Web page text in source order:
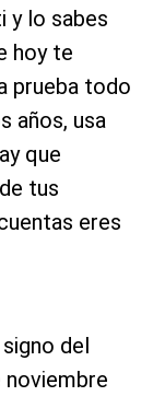
y lo sabes
hoy te
prueba todo
años, usa
que
tus
eres
del
noviembre